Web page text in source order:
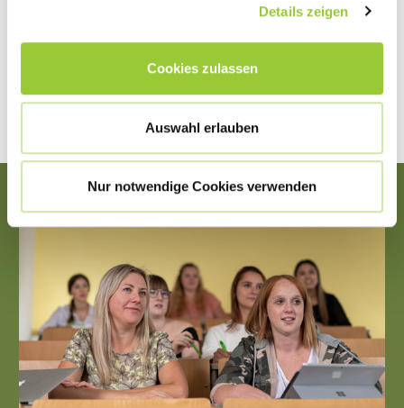
Details zeigen
Cookies zulassen
Auswahl erlauben
Nur notwendige Cookies verwenden